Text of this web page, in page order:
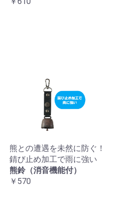
熊との遭遇を未然に防ぐ！
錆び止め加工で雨に強い
熊鈴（消音機能付）
￥570